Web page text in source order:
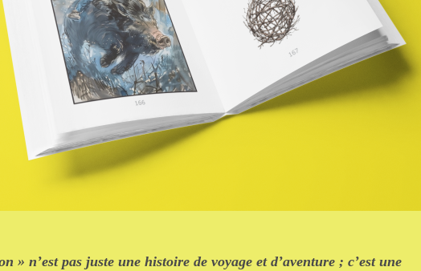
» n’est pas juste une histoire de voyage et d’aventure ; c’est une